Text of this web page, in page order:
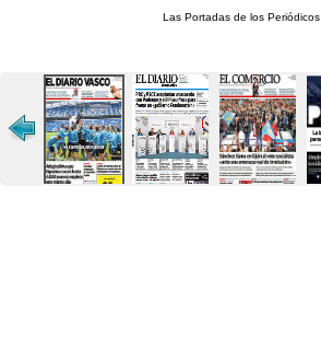
Las Portadas de los Periódicos